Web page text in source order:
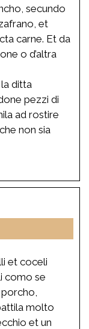
secundo
et
carne. Et da
o d’altra
ditta
pezzi di
ad rostire
non sia
et coceli
como se
molto
et un